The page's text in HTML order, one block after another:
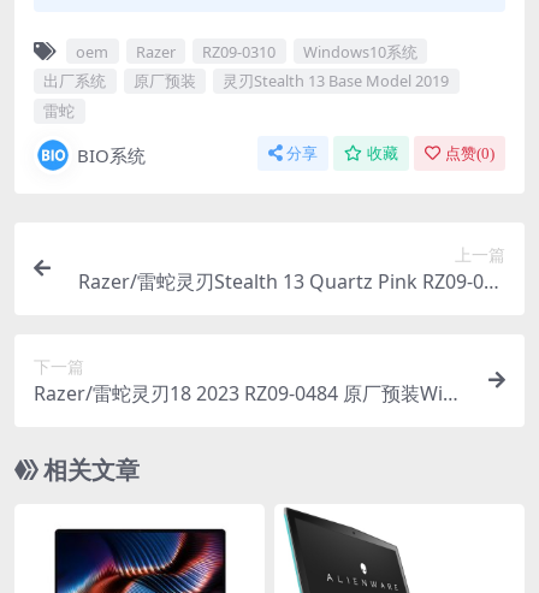
oem Razer RZ09-0310
Windows10系统
出厂系统
原厂预装
灵刃Stealth 13 Base Model 2019
雷蛇
BIO系统 分享 收藏 点赞(0)
上一篇
Razer/雷蛇灵刃Stealth 13 Quartz Pink RZ09-028
下一篇
Razer/雷蛇灵刃18 2023 RZ09-0484 原厂预装Wind
相关文章